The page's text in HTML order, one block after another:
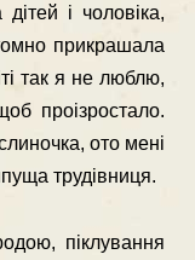
і чоловіка,
прикрашала
так я не люблю,
проізростало.
ото мені
трудівниця.
піклування